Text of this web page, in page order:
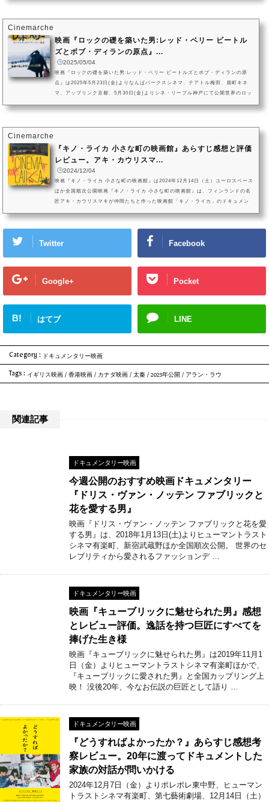
キ...
Cinemarche
映画『ロックの礎を築いた男:レッド・ベリー ビートル
ズとボブ・ディランの原点』...
2025/05/04
映画『ロックの礎を築いた男:レッド・ベリー ビートルズとボブ・ディランの原
点』は2025年5月23日(金)よりなんばパークスシネマ、テアトル梅田、扇町キネ
マ、アップリンク京都、5月30日(金)よりシネ・リーブル神戸にて公開世界のロッ
Cinemarche
『キノ・ライカ 小さな町の映画館』あらすじ感想と評価
レビュー。アキ・カウリスマ...
2024/12/04
映画『キノ・ライカ 小さな町の映画館』は2024年12月14日（土）ユーロスペース
ほか全国順次公開映画『キノ・ライカ 小さな町の映画館』は、フィンランドの名
匠アキ・カウリスマキが仲間たちと作った映画館「キノ・ライカ」のドキュメン
の理想の映画館「キノ・ライカ」が町にもたらした変化の兆しと、こ...
Twitter Facebook
Google+ Pocket
B! はてブ LINE
Category : ドキュメンタリー映画
Tags : イギリス映画 / 香港映画 / カナダ映画 / 太秦 / 2025年公開 / アラン・ラウ
関連記事
ドキュメンタリー映画
今週公開のおすすめ映画ドキュメンタリー
『ドリス・ヴァン・ノッテン ファブリックと
花を愛する男』
映画『ドリス・ヴァン・ノッテン ファブリックと花を愛
する男』は、2018年1月13日(土)よりヒューマントラスト
シネマ有楽町、新宿武蔵野ほか全国順次公開。 世界のセ
レブリティから愛されるファッションデ …
ドキュメンタリー映画
映画『キューブリックに魅せられた男』感想
とレビュー評価。逸話を持つ巨匠にすべてを
捧げた生き様
映画『キューブリックに魅せられた男』は2019年11月1
日（金）よりヒューマントラストシネマ有楽町ほかで、
『キューブリックに愛された男』と全国カップリング上
映！ 没後20年、今なお伝説の巨匠として語り …
ドキュメンタリー映画
『どうすればよかったか？』あらすじ感想考
察レビュー。20年に渡ってドキュメントした
家族の対話が問いかける
2024年12月7日（金）よりポレポレ東中野、ヒューマン
トラストシネマ有楽町、第七藝術劇場、12月14日（土）